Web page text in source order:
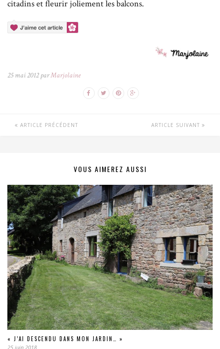
citadins et fleurir joliement les balcons.
25 mai 2012 parMarjolaine
ARTICLE PRÉCÉDENT ARTICLE SUIVANT
VOUS AIMEREZ AUSSI
« J’AI DESCENDU DANS MON JARDIN… »
25 juin 2018